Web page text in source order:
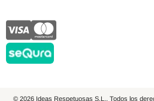
© 2026 Ideas Respetuosas S.L., Todos los